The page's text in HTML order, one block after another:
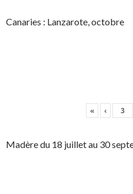
Canaries : Lanzarote, octobre
« ‹
Madère du 18 juillet au 30